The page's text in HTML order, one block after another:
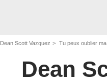
Dean Scott Vazquez Tu peux oublier ma bat-mitsva ! :
Dean